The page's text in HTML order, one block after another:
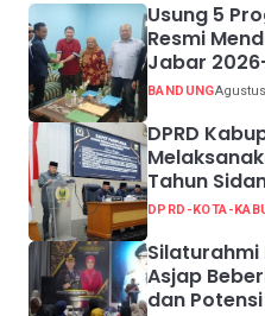
Usung 5
Resmi
Jabar
BANDUNG
DPRD
Tahun
DPRD-KOTA-
Silaturahmi
Asjap
dan